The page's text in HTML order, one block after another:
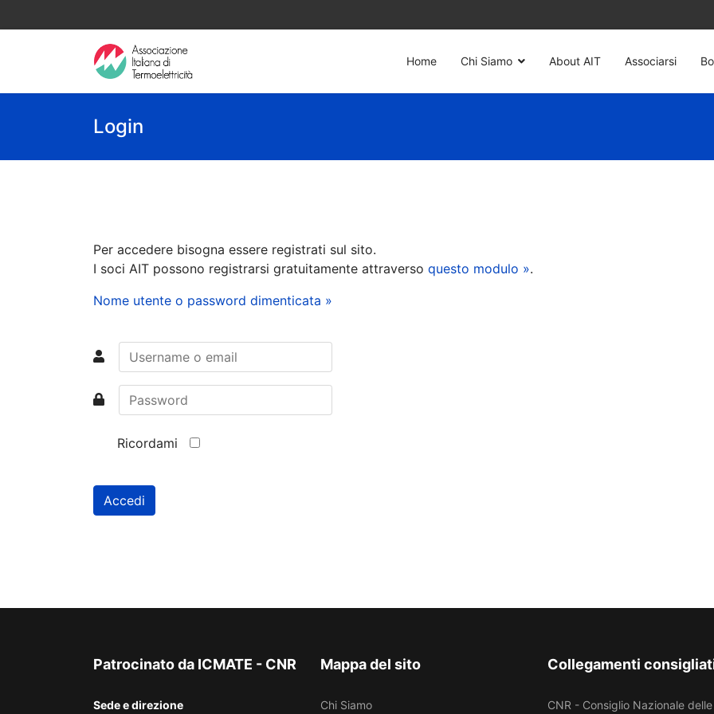
Home Chi Siamo About AIT Associarsi
Login
Per accedere bisogna essere registrati sul sito.
I soci AIT possono registrarsi gratuitamente attraverso questo modulo ».
Nome utente o password dimenticata »
Ricordami
Accedi
Patrocinato da ICMATE - CNR
Sede e direzione
Mappa del sito
Chi Siamo
Collegamenti
CNR - Consiglio Nazionale